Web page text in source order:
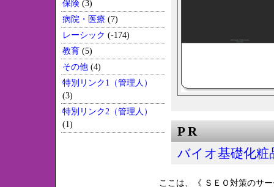
P R
バイオ基礎化粧
保険 (3)
病院・医療 (7)
レーシック (-174)
教育 (5)
その他 (4)
特別リンク1（管理人）
(3)
特別リンク2（管理人）
(1)
ここは、《 ＳＥＯ対策のサ